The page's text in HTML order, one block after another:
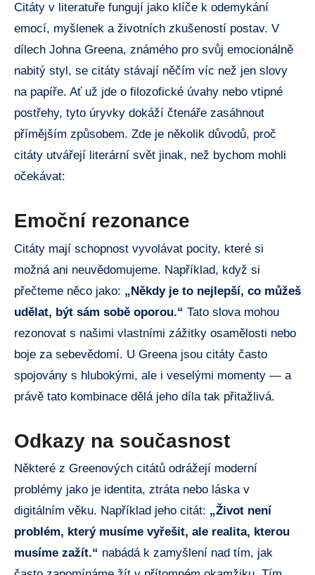
Citáty v literatuře fungují jako klíče k odemykání
emocí, myšlenek a životních zkušeností postav. V
dílech Johna Greena, známého pro svůj emocionálně
nabitý styl, se citáty stávají něčím víc než jen slovy
na papíře. Ať už jde o filozofické úvahy nebo vtipné
postřehy, tyto úryvky dokáží čtenáře zasáhnout
přímějším způsobem. Zde je několik důvodů, proč
citáty utvářejí literární svět jinak, než bychom mohli
očekávat:
Emoční rezonance
Citáty mají schopnost vyvolávat pocity, které si
možná ani neuvědomujeme. Například, když si
přečteme něco jako: „Někdy je to nejlepší, co můžeš
udělat, být sám sobě oporou.“ Tato slova mohou
rezonovat s našimi vlastními zážitky osamělosti nebo
boje za sebevědomí. U Greena jsou citáty často
spojovány s hlubokými, ale i veselými momenty — a
právě tato kombinace dělá jeho díla tak přitažlivá.
Odkazy na současnost
Některé z Greenových citátů odrážejí moderní
problémy jako je identita, ztráta nebo láska v
digitálním věku. Například jeho citát: „Život není
problém, který musíme vyřešit, ale realita, kterou
musíme zažít.“ nabádá k zamyšlení nad tím, jak